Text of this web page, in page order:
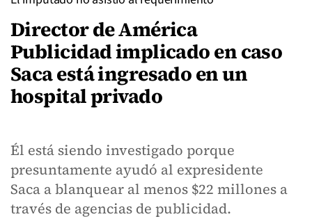
Director de América
Publicidad implicado en caso
Saca está ingresado en un
hospital privado
Él está siendo investigado porque
presuntamente ayudó al expresidente
Saca a blanquear al menos $22 millones a
través de agencias de publicidad.